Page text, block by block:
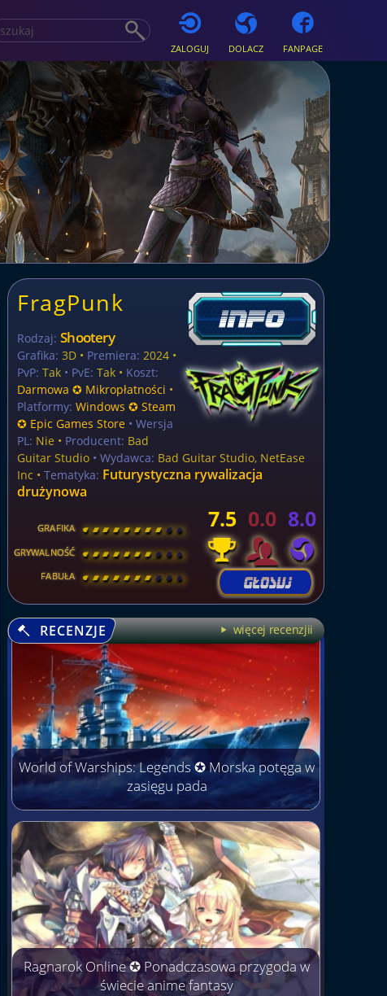
ZALOGUJ DOLACZ FANPAGE
FragPunk
Rodzaj: Shootery
Grafika: 3D • Premiera: 2024 •
PvP: Tak • PvE: Tak • Koszt:
Darmowa ✪ Mikropłatności •
Platformy: Windows ✪ Steam
✪ Epic Games Store • Wersja
PL: Nie • Producent: Bad
Guitar Studio • Wydawca: Bad Guitar Studio, NetEase
Inc •Tematyka: Futurystyczna rywalizacja
drużynowa
GRAFIKA [ \ \ \ \ \ \ \ \ ]
GRYWALNOŚĆ [ \ \ \ \ \ \ \ \ ]
FABUŁA [ \ \ \ \ \ \ \ \ ]
7.5 0.0 8.0
RECENZJE więcej recenzjii
World of Warships: Legends ✪ Morska potęga w
zasięgu pada
Ragnarok Online ✪ Ponadczasowa przygoda w
świecie anime fantasy